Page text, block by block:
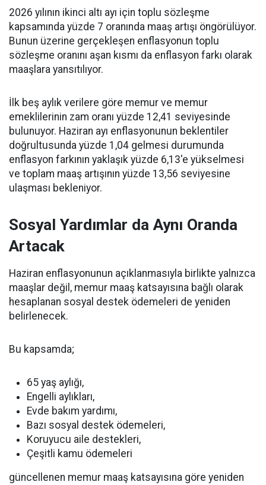
2026 yılının ikinci altı ayı için toplu sözleşme
kapsamında yüzde 7 oranında maaş artışı öngörülüyor.
Bunun üzerine gerçekleşen enflasyonun toplu
sözleşme oranını aşan kısmı da enflasyon farkı olarak
maaşlara yansıtılıyor.
İlk beş aylık verilere göre memur ve memur
emeklilerinin zam oranı yüzde 12,41 seviyesinde
bulunuyor. Haziran ayı enflasyonunun beklentiler
doğrultusunda yüzde 1,04 gelmesi durumunda
enflasyon farkının yaklaşık yüzde 6,13'e yükselmesi
ve toplam maaş artışının yüzde 13,56 seviyesine
ulaşması bekleniyor.
Sosyal Yardımlar da Aynı Oranda
Artacak
Haziran enflasyonunun açıklanmasıyla birlikte yalnızca
maaşlar değil, memur maaş katsayısına bağlı olarak
hesaplanan sosyal destek ödemeleri de yeniden
belirlenecek.
Bu kapsamda;
65 yaş aylığı,
Engelli aylıkları,
Evde bakım yardımı,
Bazı sosyal destek ödemeleri,
Koruyucu aile destekleri,
Çeşitli kamu ödemeleri
güncellenen memur maaş katsayısına göre yeniden